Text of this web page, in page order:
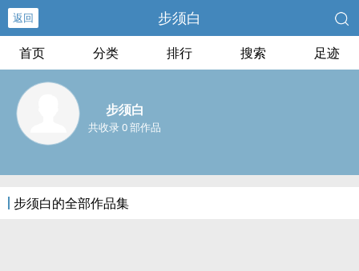
返回 步须白
首页 分类 排行 搜索 足迹
步须白
共收录 0 部作品
步须白的全部作品集